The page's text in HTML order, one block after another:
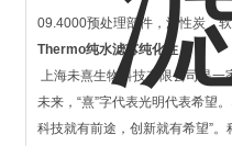
09.4000预处理部件，活性炭，
Thermo纯水滤芯纯化柱
上海未熹生物科技有限公司是一
未来，“熹”字代表光明代表希望
科技就有前途，创新就有希望”